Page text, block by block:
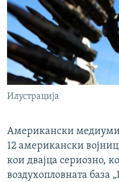
Илустрација
Американски медиуми
12 американски
кои двајца сериозно,
воздухопловната база